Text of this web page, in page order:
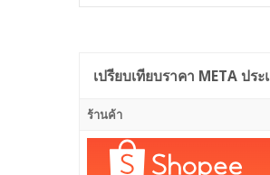
เปรียบเทียบราคา META ปร
ร้านค้า